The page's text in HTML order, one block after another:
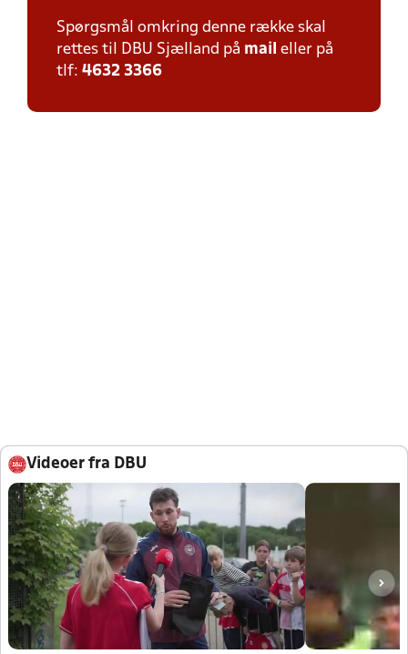
Spørgsmål omkring denne række skal
rettes til DBU Sjælland på mail eller på
tlf: 4632 3366
Videoer fra DBU